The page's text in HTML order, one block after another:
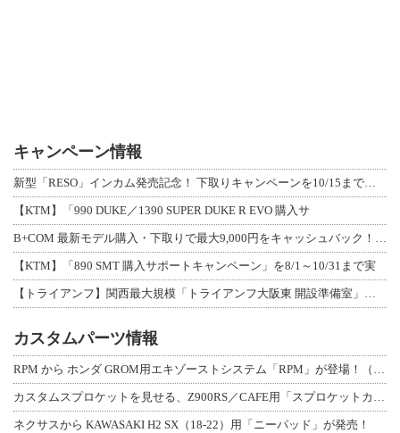
キャンペーン情報
新型「RESO」インカム発売記念！ 下取りキャンペーンを10/15まで延長して開
【KTM】「990 DUKE／1390 SUPER DUKE R EVO 購入サ
B+COM 最新モデル購入・下取りで最大9,000円をキャッシュバック！「B+F
【KTM】「890 SMT 購入サポートキャンペーン」を8/1～10/31まで実
【トライアンフ】関西最大規模「トライアンフ大阪東 開設準備室」がオープン！ 限定
カスタムパーツ情報
RPM から ホンダ GROM用エキゾーストシステム「RPM」が登場！（動画あり
カスタムスプロケットを見せる、Z900RS／CAFE用「スプロケットカバーフルキ
ネクサスから KAWASAKI H2 SX（18-22）用「ニーパッド」が発売！